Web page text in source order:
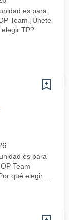
es para
Team ¡Únete
elegir TP?
es para
Team
qué elegir ...